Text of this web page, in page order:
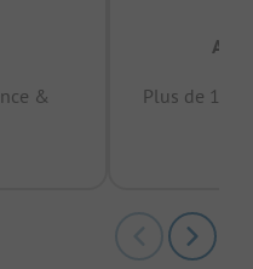
&
Plus de 15